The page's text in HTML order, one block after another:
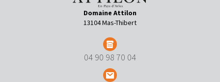
Domaine Attilon
13104 Mas-Thibert
04 90 98 70 04